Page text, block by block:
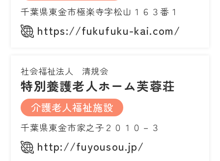
千葉県東金市極楽寺字松山１６３番１
https://fukufuku-kai.com/
社会福祉法人 清規会
特別養護老人ホーム芙蓉荘
介護老人福祉施設
千葉県東金市家之子２０１０－３
http://fuyousou.jp/